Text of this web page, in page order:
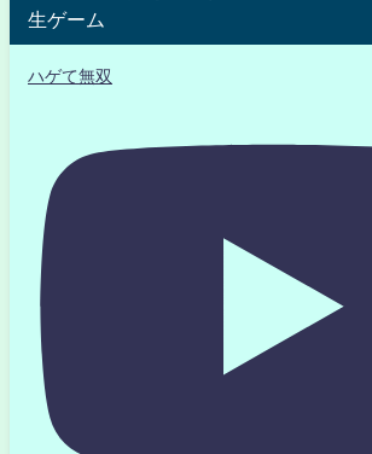
生ゲーム
ハゲて無双